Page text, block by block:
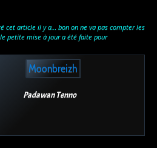
cet article il y a… bon on ne va pas compter les
petite mise à jour a été faite pour
Moonbreizh
Padawan Tenno